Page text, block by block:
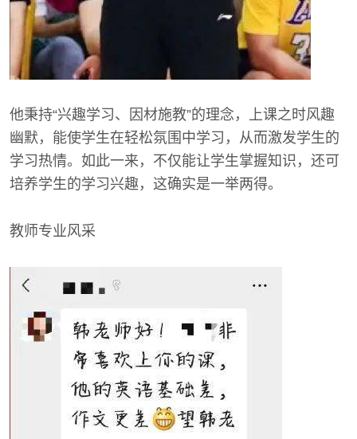
他秉持“兴趣学习、因材施教”的理念，上课之时风趣
幽默，能使学生在轻松氛围中学习，从而激发学生的
学习热情。如此一来，不仅能让学生掌握知识，还可
培养学生的学习兴趣，这确实是一举两得。
教师专业风采